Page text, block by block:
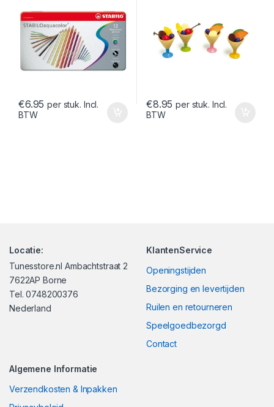
€6.95 per stuk. Incl.
BTW
€8.95 per stuk. Incl.
BTW
Locatie:
Tunesstore.nl Ambachtstraat 2
7622AP Borne
Tel. 0748200376
Nederland
KlantenService
Openingstijden
Bezorging en levertijden
Ruilen en retourneren
Speelgoedbezorgd
Contact
Algemene Informatie
Verzendkosten & Inpakken